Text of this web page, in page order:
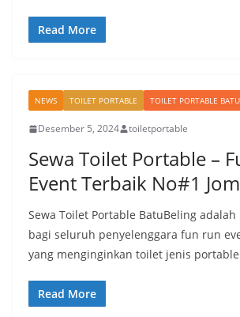
Read More
NEWS TOILET PORTABLE TOILET PORTABLE
Desember 5, 2024 toiletportable
Sewa Toilet Portable –
Event Terbaik No#1
Sewa Toilet Portable BatuBeling
bagi seluruh penyelenggara fun run
yang menginginkan toilet jenis portable
Read More